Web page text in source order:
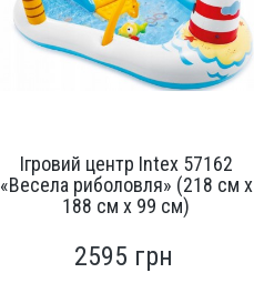
Ігровий центр Intex 57162
«Весела риболовля» (218 см х
188 см х 99 см)
2595 грн